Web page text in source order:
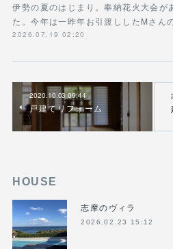
伊勢の夏のはじまり。奉納花火大会が
た。今年は一昨年お引渡ししたMさん
2026.07.19 02:20
2020.10.03 09:44
戸建てリフォーム
HOUSE
志摩のヴィラ
2026.02.23 15:12